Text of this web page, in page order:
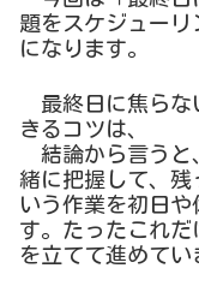
題をスケジューリ
になります。
最終日に焦らな
きるコツは、
結論から言うと
緒に把握して、
いう作業を初日
す。たったこれ
を立てて進めてい